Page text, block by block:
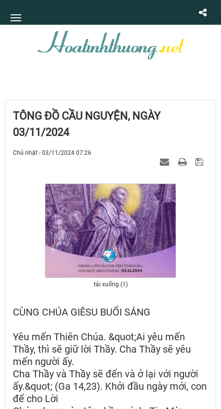
TÔNG ĐỒ CẦU NGUYỆN, NGÀY
03/11/2024
Chủ nhật - 03/11/2024 07:26
tải xuống (1)
CÙNG CHÚA GIÊSU BUỔI SÁNG
Yêu mến Thiên Chúa. &quot;Ai yêu mến
Thầy, thì sẽ giữ lời Thầy. Cha Thầy sẽ yêu
mến người ấy.
Cha Thầy và Thầy sẽ đến và ở lại với người
ấy.&quot; (Ga 14,23). Khởi đầu ngày mới, con
để cho Lời